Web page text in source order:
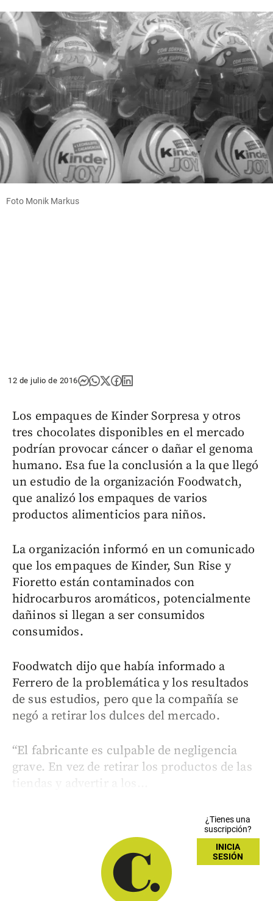
Foto Monik Markus
12 de julio de 2016
Los empaques de Kinder Sorpresa y otros
tres chocolates disponibles en el mercado
podrían provocar cáncer o dañar el genoma
humano. Esa fue la conclusión a la que llegó
un estudio de la organización Foodwatch,
que analizó los empaques de varios
productos alimenticios para niños.
La organización informó en un comunicado
que los empaques de Kinder, Sun Rise y
Fioretto están contaminados con
hidrocarburos aromáticos, potencialmente
dañinos si llegan a ser consumidos
consumidos.
Foodwatch dijo que había informado a
Ferrero de la problemática y los resultados
de sus estudios, pero que la compañía se
negó a retirar los dulces del mercado.
“El fabricante es culpable de negligencia
grave. En vez de retirar los productos de las
tiendas y advertir a los...
¿Tienes una
suscripción?
INICIA
SESIÓN